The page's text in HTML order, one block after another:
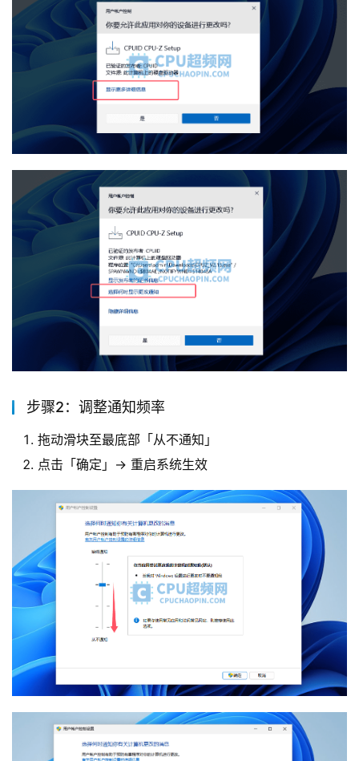
步骤2：调整通知频率
拖动滑块至最底部「从不通知」
点击「确定」→ 重启系统生效